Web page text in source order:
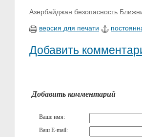
Азербайджан безопасность
версия для печати
Добавить
Добавить комментарий
Ваше имя:
Ваш E-mail: